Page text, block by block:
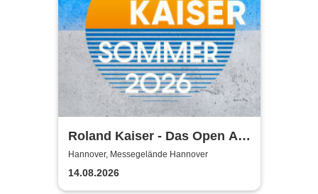
Roland Kaiser - Das Open Air
2026!
Hannover, Messegelände Hannover
14.08.2026